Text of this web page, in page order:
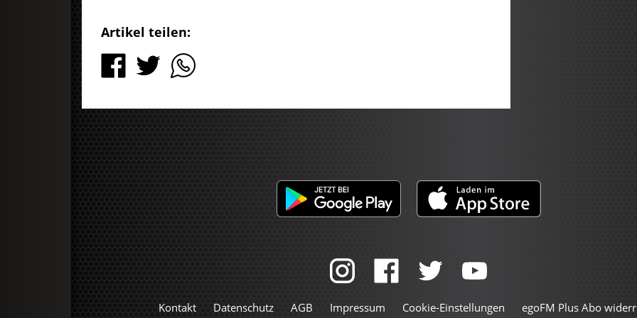
Artikel teilen:
Kontakt Datenschutz AGB Impressum Cookie-Einstellungen egoFM Plus Abo